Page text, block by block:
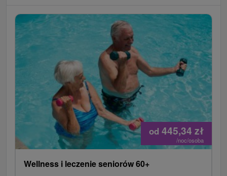
od 445,34 zł
/noc/osoba
Wellness i leczenie seniorów 60+